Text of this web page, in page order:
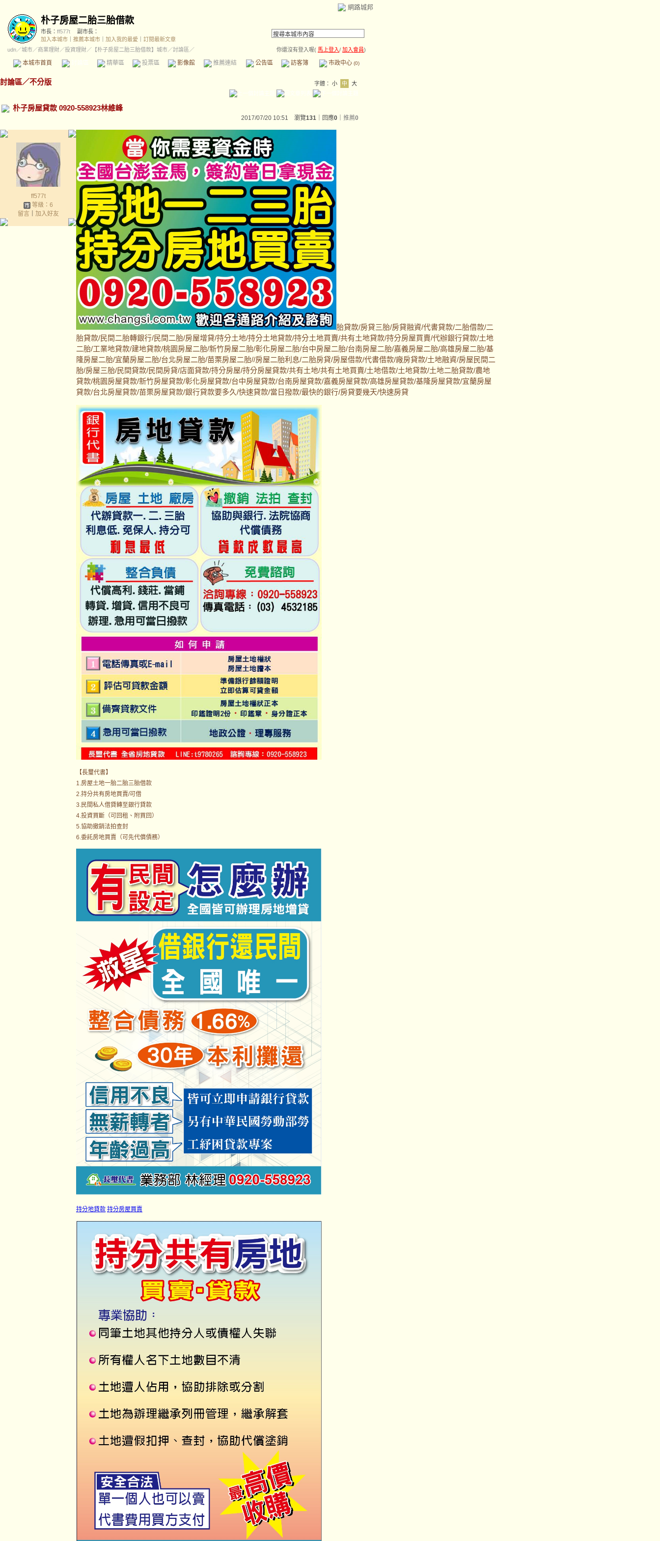
網路城邦
朴子房屋二胎三胎借款
市長： ff577t
副市長：
加入本城市
推薦本城市 加入我的最愛
訂閱最新文章
udn／城市／商業理財／投資理財／ 【朴子房屋二胎三胎借款】城市／討論區／ 你還沒有登入喔( 馬上登入/ 加入會員)
本城市首頁 精華區 投票區 影像館 推薦連結 公告區 訪客簿 市政中心 (0)
討論區／不分版 字體： 小 中 大
朴子房屋貸款 0920-558923林維峰
2017/07/20 10:51 瀏覽131 ｜回應0 推薦0
ff577t
等級：6
留言｜ 加入好友
胎貸款/房貸三胎/房貸融資/代書貸款/二胎借款/二
胎貸款/民間二胎轉銀行/民間二胎/房屋增貸/持分土地/持分土地貸款/持分土地買賣/共有土地貸款/持分房屋買賣/代辦銀行貸款/土地
二胎/工業地貸款/建地貸款/桃園房屋二胎/新竹房屋二胎/彰化房屋二胎/台中房屋二胎/台南房屋二胎/嘉義房屋二胎/高雄房屋二胎/基
隆房屋二胎/宜蘭房屋二胎/台北房屋二胎/苗栗房屋二胎//房屋二胎利息/二胎房貸/房屋借款/代書借款/廠房貸款/土地融資/房屋民間二
胎/房屋三胎/民間貸款/民間房貸/店面貸款/持分房屋/持分房屋貸款/共有土地/共有土地買賣/土地借款/土地貸款/土地二胎貸款/農地
貸款/桃園房屋貸款/新竹房屋貸款/彰化房屋貸款/台中房屋貸款/台南房屋貸款/嘉義房屋貸款/高雄房屋貸款/基隆房屋貸款/宜蘭房屋
貸款/台北房屋貸款/苗栗房屋貸款/銀行貸款要多久/快速貸款/當日撥款/最快的銀行/房貸要幾天/快速房貸
【長璽代書】
1.房屋土地一胎二胎三胎借款
2.持分共有房地買賣/可借
3.民間私人借貸轉至銀行貸款
4.投資買斷（可回租、附買回）
5.協助撤銷法拍查封
6.委託房地買賣（可先代償債務）
持分地貸款 持分房屋買賣